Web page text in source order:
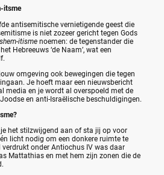
itsme
antisemitische vernietigende geest die
is niet zozeer gericht tegen Gods
itisme noemen: de tegenstander die
Hebreeuws ‘de Naam’, wat een
omgeving ook bewegingen die tegen
Je hoeft maar een nieuwsbericht
media en je wordt al overspoeld met de
en anti-Israëlische beschuldigingen.
het stilzwijgend aan of sta jij op voor
licht nodig om een donkere ruimte te
verdrukt onder Antiochus IV was daar
Mattathias en met hem zijn zonen die de